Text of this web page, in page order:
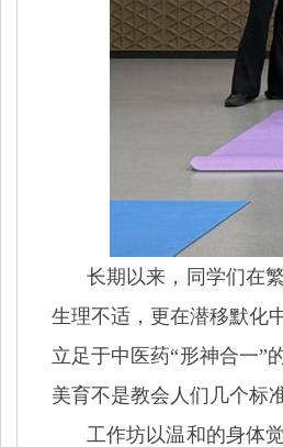
长期以来，同学们在
生理不适，更在潜移默化
立足于中医药“形神合一”
美育不是教会人们几个标
工作坊以温和的身体